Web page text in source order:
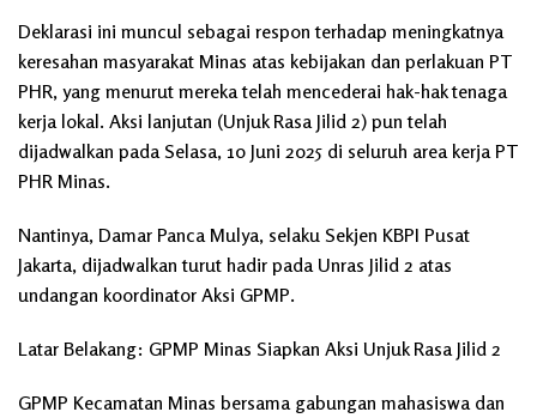
Deklarasi ini muncul sebagai respon terhadap meningkatnya
keresahan masyarakat Minas atas kebijakan dan perlakuan PT
PHR, yang menurut mereka telah mencederai hak-hak tenaga
kerja lokal. Aksi lanjutan (Unjuk Rasa Jilid 2) pun telah
dijadwalkan pada Selasa, 10 Juni 2025 di seluruh area kerja PT
PHR Minas.
Nantinya, Damar Panca Mulya, selaku Sekjen KBPI Pusat
Jakarta, dijadwalkan turut hadir pada Unras Jilid 2 atas
undangan koordinator Aksi GPMP.
Latar Belakang: GPMP Minas Siapkan Aksi Unjuk Rasa Jilid 2
GPMP Kecamatan Minas bersama gabungan mahasiswa dan